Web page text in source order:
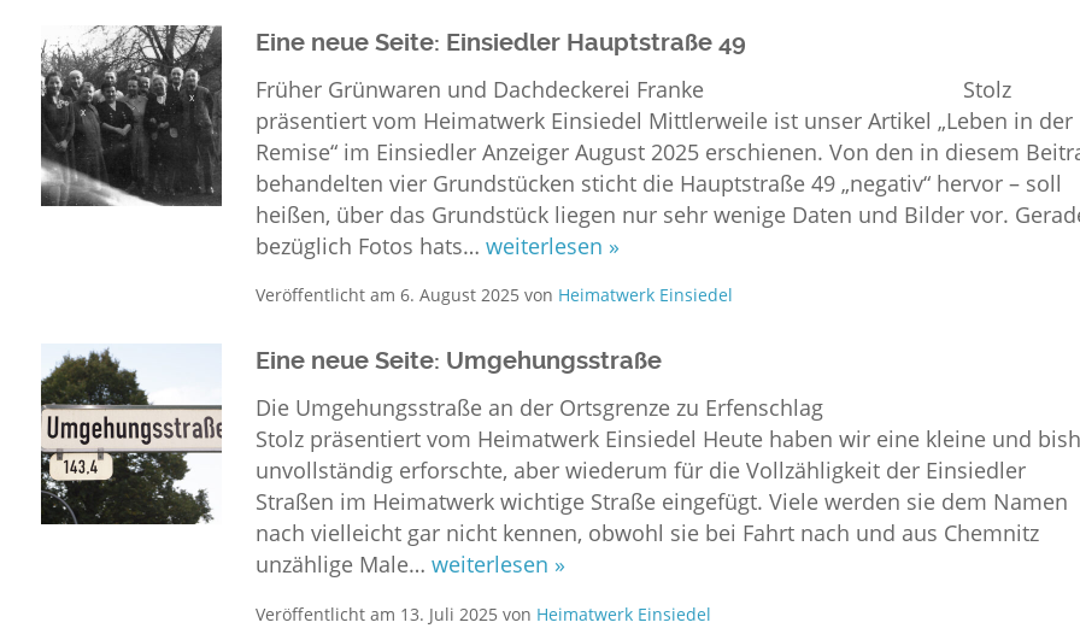
Eine neue Seite: Einsiedler Hauptstraße 49
Früher Grünwaren und Dachdeckerei Franke Stolz
präsentiert vom Heimatwerk Einsiedel Mittlerweile ist unser Artikel „Leben in der
Remise“ im Einsiedler Anzeiger August 2025 erschienen. Von den in diesem
behandelten vier Grundstücken sticht die Hauptstraße 49 „negativ“ hervor – soll
heißen, über das Grundstück liegen nur sehr wenige Daten und Bilder vor.
bezüglich Fotos hats… weiterlesen »
Veröffentlicht am 6. August 2025 von Heimatwerk Einsiedel
Eine neue Seite: Umgehungsstraße
Die Umgehungsstraße an der Ortsgrenze zu Erfenschlag
Stolz präsentiert vom Heimatwerk Einsiedel Heute haben wir eine kleine und
unvollständig erforschte, aber wiederum für die Vollzähligkeit der Einsiedler
Straßen im Heimatwerk wichtige Straße eingefügt. Viele werden sie dem Namen
nach vielleicht gar nicht kennen, obwohl sie bei Fahrt nach und aus Chemnitz
unzählige Male… weiterlesen »
Veröffentlicht am 13. Juli 2025 von Heimatwerk Einsiedel